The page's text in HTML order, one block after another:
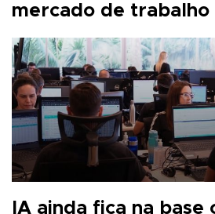
mercado de trabalho
IA ainda fica na base